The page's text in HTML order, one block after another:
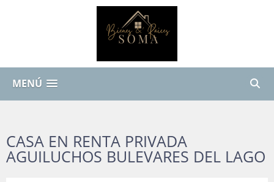
MENÚ
CASA EN RENTA PRIVADA
AGUILUCHOS BULEVARES DEL LAGO